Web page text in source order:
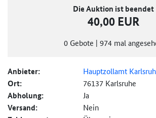
Die Auktion ist beendet
40,00 EUR
0 Gebote | 974 mal
Anbieter: Hauptzollamt
Ort: 76137 Karlsruhe
Abholung: Ja
Versand: Nein